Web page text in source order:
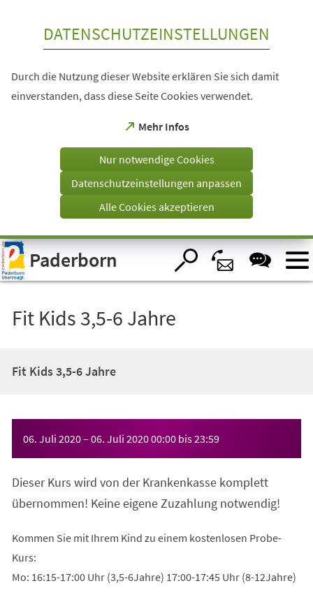
Visuelle
Assistenzsoftware
öffnen.
DATENSCHUTZEINSTELLUNGEN
Durch die Nutzung dieser Website erklären Sie sich damit
einverstanden, dass diese Seite Cookies verwendet.
Mehr Infos
(Öffnet
einem
Tab)
Nur notwendige Cookies
Datenschutzeinstellungen anpassen
Alle Cookies akzeptieren
Paderborn
Fit Kids 3,5-6 Jahre
Fit Kids 3,5-6 Jahre
06. Juli 2020– 06. Juli 202000:00 bis23:59
Dieser Kurs wird von der Krankenkasse komplett
übernommen! Keine eigene Zuzahlung notwendig!
Kommen Sie mit Ihrem Kind zu einem kostenlosen Probe-
Kurs:
Mo: 16:15-17:00 Uhr (3,5-6Jahre) 17:00-17:45 Uhr (8-12Jahre)